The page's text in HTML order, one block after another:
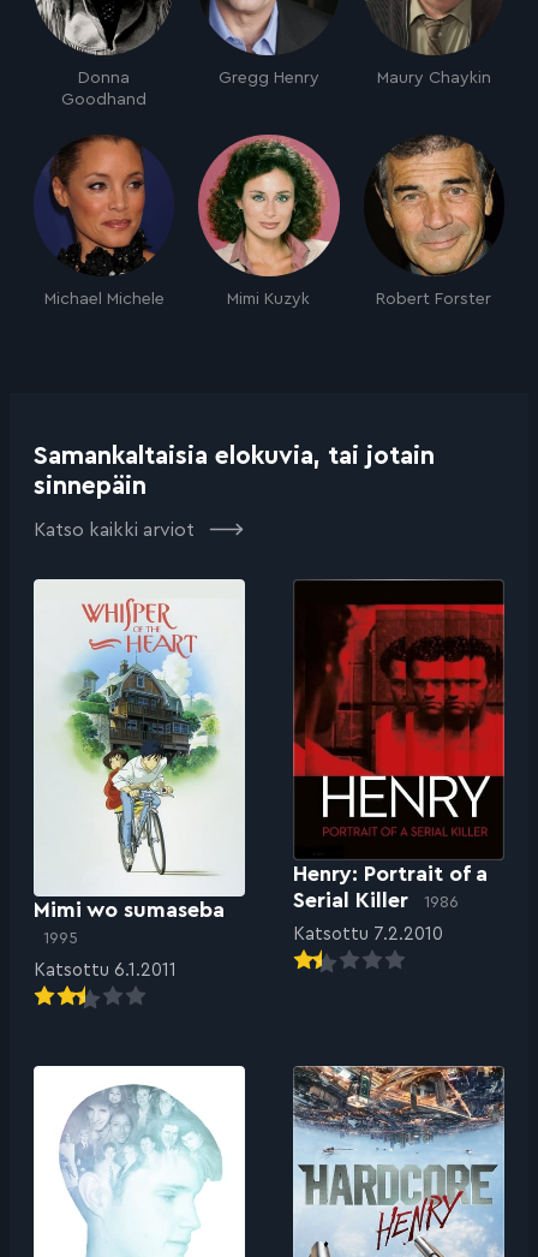
Donna
Goodhand
Gregg Henry Maury Chaykin
Michael Michele Mimi Kuzyk Robert Forster
Samankaltaisia elokuvia, tai jotain
sinnepäin
Katso kaikki arviot
Mimi wo sumaseba
1995
Katsottu 6.1.2011
Henry: Portrait of a
Serial Killer
1986
Katsottu 7.2.2010